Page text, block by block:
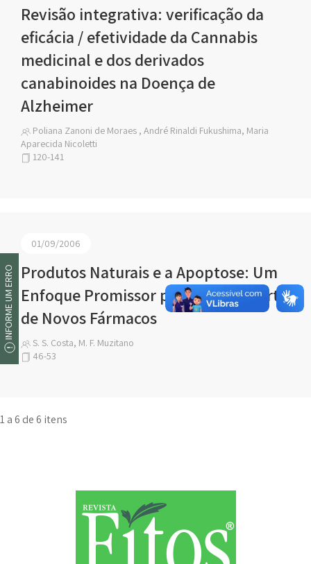
Revisão integrativa: verificação da
eficácia / efetividade da Cannabis
medicinal e dos derivados
canabinoides na Doença de
Alzheimer
Poliana Zanoni de Moraes , André Rinaldi Fukushima, Maria
Aparecida Nicoletti
120-141
01/09/2006
Produtos Naturais e a Apoptose: Um
Enfoque Promissor para a Descoberta
de Novos Fármacos
S. S. Costa, M. F. Muzitano
46-53
1 a 6 de 6 itens
INFORME UM ERRO